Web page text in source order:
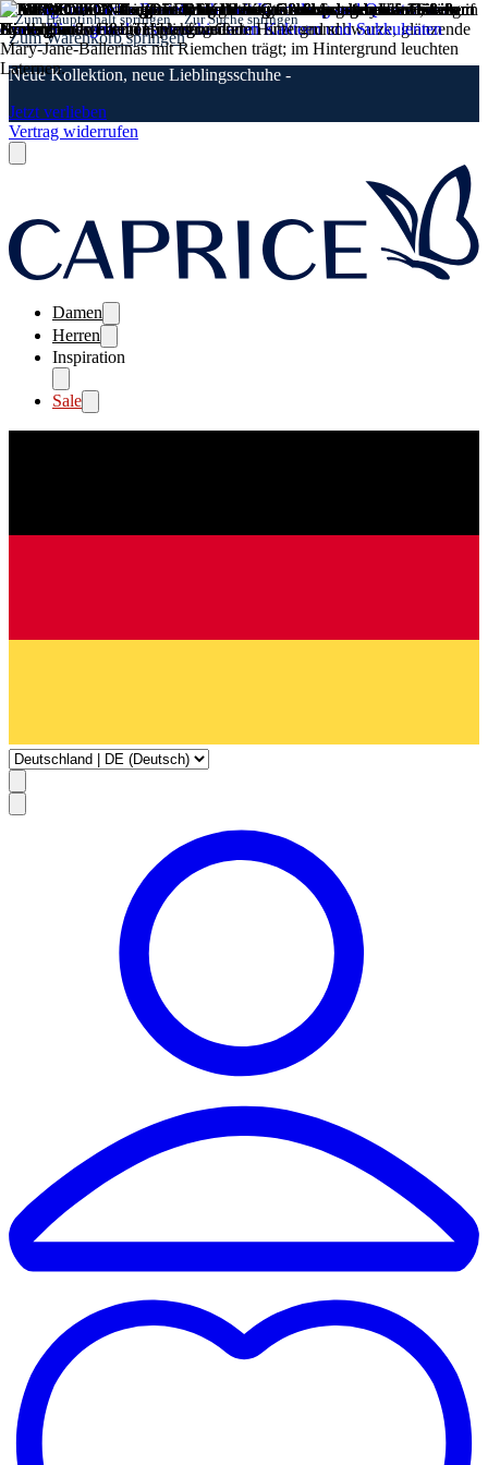
Zum Hauptinhalt springen Zur Suche springen
Zum Warenkorb springen
Neue Kollektion, neue Lieblingsschuhe -
Jetzt verlieben
Vertrag widerrufen
Damen
Herren
Inspiration
Sale